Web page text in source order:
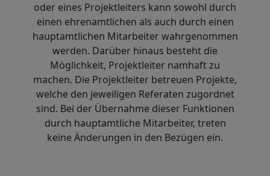
oder eines Projektleiters kann sowohl durch
einen ehrenamtlichen als auch durch einen
hauptamtlichen Mitarbeiter wahrgenommen
werden. Darüber hinaus besteht die
Möglichkeit, Projektleiter namhaft zu
machen. Die Projektleiter betreuen Projekte,
welche den jeweiligen Referaten zugordnet
sind. Bei der Übernahme dieser Funktionen
durch hauptamtliche Mitarbeiter, treten
keine Änderungen in den Bezügen ein.